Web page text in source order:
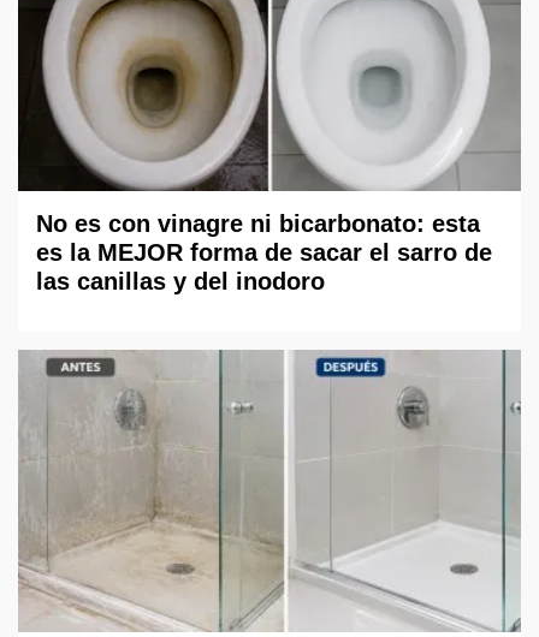
No es con vinagre ni bicarbonato: esta
es la MEJOR forma de sacar el sarro de
las canillas y del inodoro